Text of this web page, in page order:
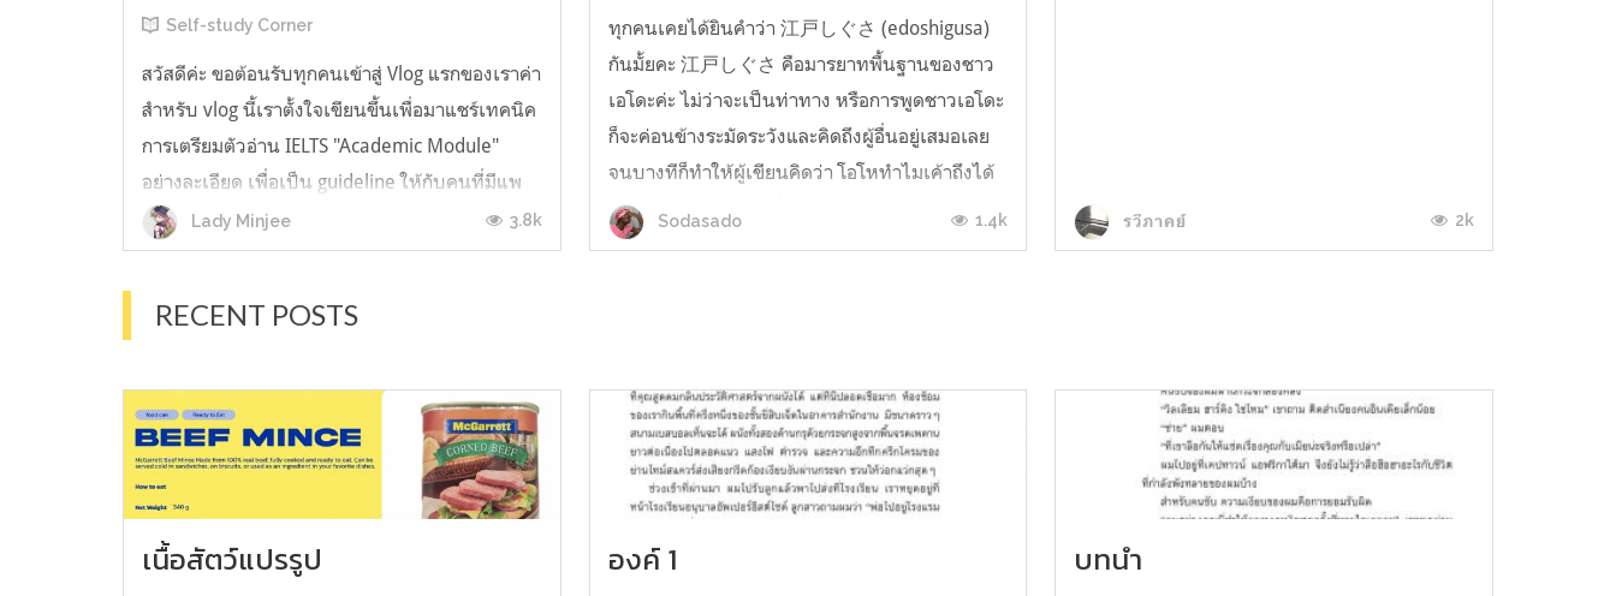
Self-study Corner
สวัสดีค่ะ ขอต้อนรับทุกคนเข้าสู่ Vlog แรกของเราค่า
สำหรับ vlog นี้เราตั้งใจเขียนขึ้นเพื่อมาแชร์เทคนิค
การเตรียมตัวอ่าน IELTS "Academic Module"
อย่างละเอียด เพื่อเป็น guideline ให้กับคนที่มีแพ
ลนจะสอบแต่ไม่รู้ต้องเริ่มตรงไหน หรืออยากจะได้
ข้อมูลเพิ่มเติมมาเสริมความมั่นใจจากที่ตัวเองเรียน
Lady Minjee 3.8k
ทุกคนเคยได้ยินคำว่า 江戸しぐさ (edoshigusa)
กันมั้ยคะ 江戸しぐさ คือมารยาทพื้นฐานของชาว
เอโดะค่ะ ไม่ว่าจะเป็นท่าทาง หรือการพูดชาวเอโดะ
ก็จะค่อนข้างระมัดระวังและคิดถึงผู้อื่นอยู่เสมอเลย
จนบางทีก็ทำให้ผู้เขียนคิดว่า โอโหทำไมเค้าถึงได้
คิดถึงคนอื่นได้ขนาดนี้นะอยากรู้มั้ยคะว่าชาวเอโดะ
มารยาทดีขนาดไหน มาลองอ่านกันได้เ...
Sodasado 1.4k รวีภาคย์ 2k
RECENT POSTS
เนื้อสัตว์แปรรูป องค์ 1 บทนำ